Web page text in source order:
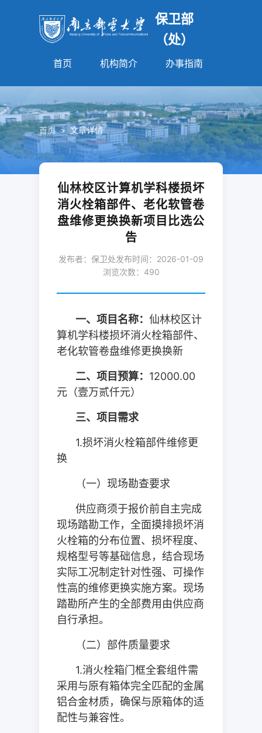
保卫部
（处）
首页 机构简介 办事指南
首页 > 文章详情
仙林校区计算机学科楼损坏
消火栓箱部件、老化软管卷
盘维修更换换新项目比选公
告
发布者：保卫处发布时间：2026-01-09
浏览次数： 490
一、项目名称：仙林校区计
算机学科楼损坏消火栓箱部件、
老化软管卷盘维修更换换新
二、项目预算： 12000.00
元（壹万贰仟元）
三、项目需求
1.损坏消火栓箱部件维修更
换
（一）现场勘查要求
供应商须于报价前自主完成
现场踏勘工作，全面摸排损坏消
火栓箱的分布位置、损坏程度、
规格型号等基础信息，结合现场
实际工况制定针对性强、可操作
性高的维修更换实施方案。现场
踏勘所产生的全部费用由供应商
自行承担。
（二）部件质量要求
1.消火栓箱门框全套组件需
采用与原有箱体完全匹配的金属
铝合金材质，确保与原箱体的适
配性与兼容性。